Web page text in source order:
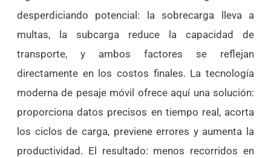
desperdiciando potencial: la sobrecarga lleva a
multas, la subcarga reduce la capacidad de
transporte, y ambos factores se reflejan
directamente en los costos finales. La tecnología
moderna de pesaje móvil ofrece aquí una solución:
proporciona datos precisos en tiempo real, acorta
los ciclos de carga, previene errores y aumenta la
productividad. El resultado: menos recorridos en